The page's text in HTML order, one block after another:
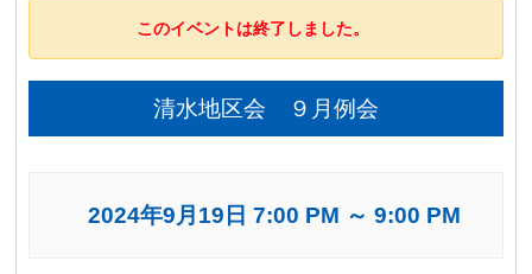
このイベントは終了しました。
清水地区会 ９月例会
2024年9月19日 7:00 PM ～9:00 PM